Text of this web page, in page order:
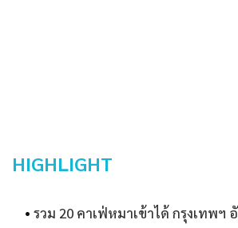
HIGHLIGHT
• รวม 20 คาเฟ่หมาเข้าได้ กรุงเทพฯ